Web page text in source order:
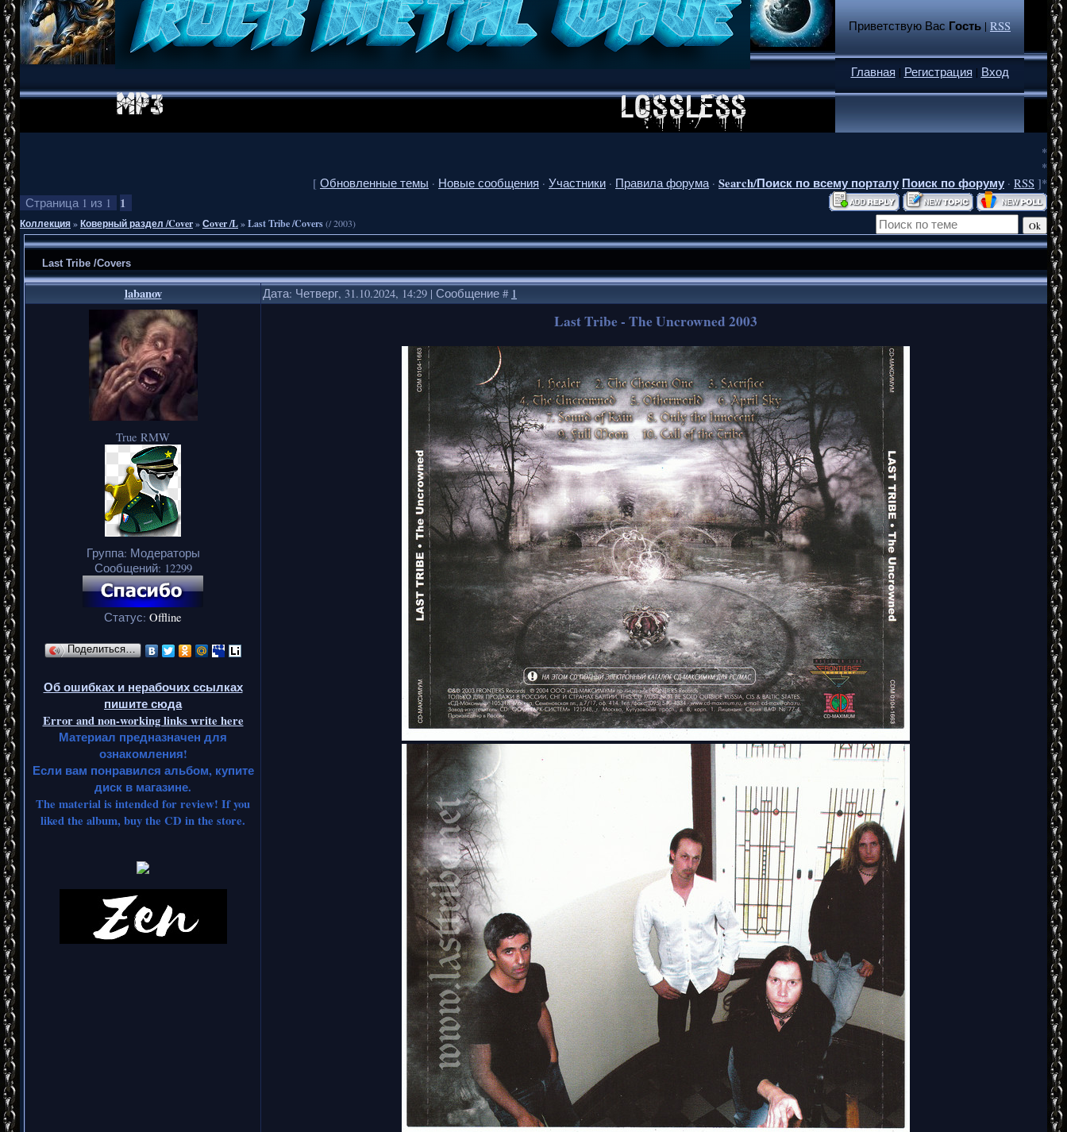
Приветствую Вас Гость|RSS
Главная | Регистрация | Вход
*
*
[ Обновленные темы · Новые сообщения · Участники · Правила форума · Search/Поиск по всему порталу Поиск по форуму · RSS ]*
Страница 1 из 1 1
Коллекция»Коверный раздел /Cover»Сover /L»Last Tribe /Covers(/ 2003)
Last Tribe /Covers
labanov Дата: Четверг, 31.10.2024, 14:29 | Сообщение # 1
True RMW
Группа: Модераторы
Сообщений: 12299
Статус: Offline
Поделиться…
Об ошибках и нерабочих ссылках
пишите сюда
Error and non-working links write here
Материал предназначен для
ознакомления!
Если вам понравился альбом, купите
диск в магазине.
The material is intended for review! If you
liked the album, buy the CD in the store.
Last Tribe - The Uncrowned 2003